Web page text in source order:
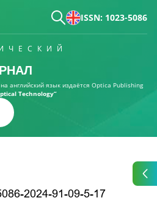
ISSN: 1023-5086
английский язык издаётся Optica Publishing
Technology“
2024-91-09-5-17